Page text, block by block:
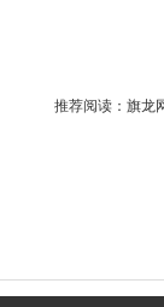
推荐阅读： 旗龙